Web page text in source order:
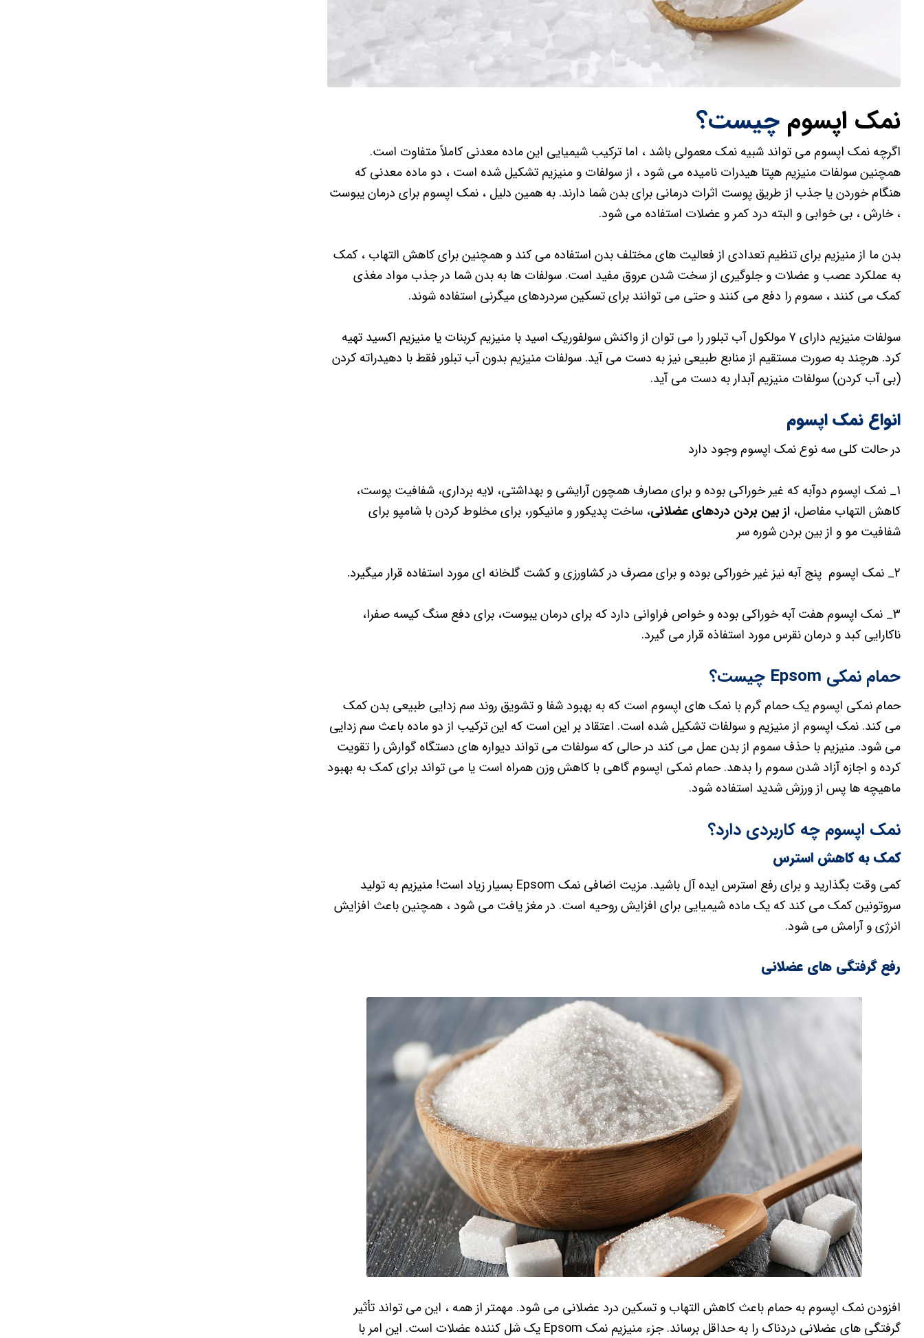
نمک اپسوم چیست؟
اگرچه نمک اپسوم می تواند شبیه نمک معمولی باشد ، اما ترکیب شیمیایی این ماده معدنی کاملاً متفاوت است.
همچنین سولفات منیزیم هپتا هیدرات نامیده می شود ، از سولفات و منیزیم تشکیل شده است ، دو ماده معدنی که
هنگام خوردن یا جذب از طریق پوست اثرات درمانی برای بدن شما دارند. به همین دلیل ، نمک اپسوم برای درمان یبوست
، خارش ، بی خوابی و البته درد کمر و عضلات استفاده می شود.
بدن ما از منیزیم برای تنظیم تعدادی از فعالیت های مختلف بدن استفاده می کند و همچنین برای کاهش التهاب ، کمک
به عملکرد عصب و عضلات و جلوگیری از سخت شدن عروق مفید است. سولفات ها به بدن شما در جذب مواد مغذی
کمک می کنند ، سموم را دفع می کنند و حتی می توانند برای تسکین سردردهای میگرنی استفاده شوند.
سولفات منیزیم دارای ۷ مولکول آب تبلور را می توان از واکنش سولفوریک اسید با منیزیم کربنات یا منیزیم اکسید تهیه
کرد. هرچند به صورت مستقیم از منابع طبیعی نیز به دست می آید. سولفات منیزیم بدون آب تبلور فقط با دهیدراته کردن
(بی آب کردن) سولفات منیزیم آبدار به دست می آید.
انواع نمک اپسوم
در حالت کلی سه نوع نمک اپسوم وجود دارد
1_ نمک اپسوم دوآبه که غیر خوراکی بوده و برای مصارف همچون آرایشی و بهداشتی، لایه برداری، شفافیت پوست،
کاهش التهاب مفاصل، از بین بردن دردهای عضلانی، ساخت پدیکور و مانیکور، برای مخلوط کردن با شامپو برای
شفافیت مو و از بین بردن شوره سر
2_ نمک اپسوم پنج آبه نیز غیر خوراکی بوده و برای مصرف در کشاورزی و کشت گلخانه ای مورد استفاده قرار میگیرد.
3_ نمک اپسوم هفت آبه خوراکی بوده و خواص فراوانی دارد که برای درمان یبوست، برای دفع سنگ کیسه صفرا،
ناکارایی کبد و درمان نقرس مورد استفاذه قرار می گیرد.
حمام نمکی Epsom چیست؟
حمام نمکی اپسوم یک حمام گرم با نمک های اپسوم است که به بهبود شفا و تشویق روند سم زدایی طبیعی بدن کمک
می کند. نمک اپسوم از منیزیم و سولفات تشکیل شده است. اعتقاد بر این است که این ترکیب از دو ماده باعث سم زدایی
می شود. منیزیم با حذف سموم از بدن عمل می کند در حالی که سولفات می تواند دیواره های دستگاه گوارش را تقویت
کرده و اجازه آزاد شدن سموم را بدهد. حمام نمکی اپسوم گاهی با کاهش وزن همراه است یا می تواند برای کمک به بهبود
ماهیچه ها پس از ورزش شدید استفاده شود.
نمک اپسوم چه کاربردی دارد؟
کمک به کاهش استرس
کمی وقت بگذارید و برای رفع استرس ایده آل باشید. مزیت اضافی نمک Epsom بسیار زیاد است! منیزیم به تولید
سروتونین کمک می کند که یک ماده شیمیایی برای افزایش روحیه است. در مغز یافت می شود ، همچنین باعث افزایش
انرژی و آرامش می شود.
رفع گرفتگی های عضلانی
افزودن نمک اپسوم به حمام باعث کاهش التهاب و تسکین درد عضلانی می شود. مهمتر از همه ، این می تواند تأثیر
گرفتگی های عضلانی دردناک را به حداقل برساند. جزء منیزیم نمک Epsom یک شل کننده عضلات است. این امر با